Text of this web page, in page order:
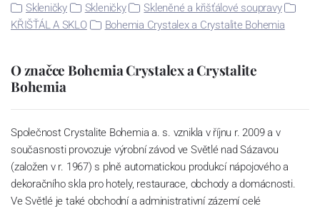
Skleničky
Skleničky
Skleněné a křišťálové soupravy
KŘIŠŤÁL A SKLO
Bohemia Crystalex a Crystalite Bohemia
O značce Bohemia Crystalex a Crystalite
Bohemia
Společnost Crystalite Bohemia a. s. vznikla v říjnu r. 2009 a v
současnosti provozuje výrobní závod ve Světlé nad Sázavou
(založen v r. 1967) s plně automatickou produkcí nápojového a
dekoračního skla pro hotely, restaurace, obchody a domácnosti.
Ve Světlé je také obchodní a administrativní zázemí celé